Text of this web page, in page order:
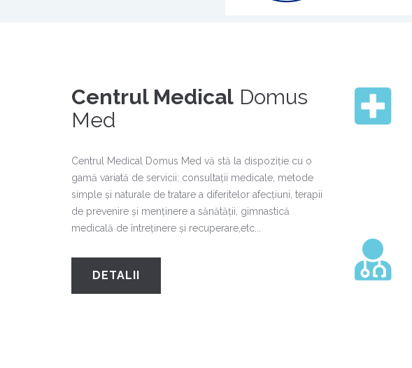
Centrul Medical Domus
Med
Centrul Medical Domus Med vă stă la dispoziţie cu o
gamă variată de servicii: consultaţii medicale, metode
simple și naturale de tratare a diferitelor afecțiuni, terapii
de prevenire și menținere a sănătății, gimnastică
medicală de întreţinere și recuperare,etc...
DETALII